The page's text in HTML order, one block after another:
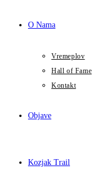
O Nama
Vremeplov
Hall of Fame
Kontakt
Objave
Kozjak Trail